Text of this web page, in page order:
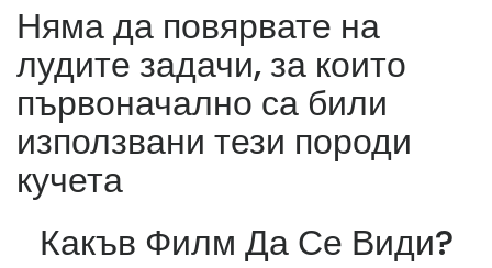
Няма да повярвате на
лудите задачи, за които
първоначално са били
използвани тези породи
кучета
Какъв Филм Да Се Види?